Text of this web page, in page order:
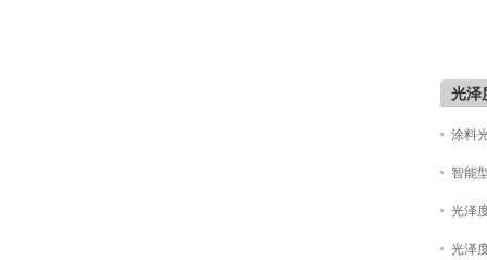
光泽
涂料
智能
光泽
光泽